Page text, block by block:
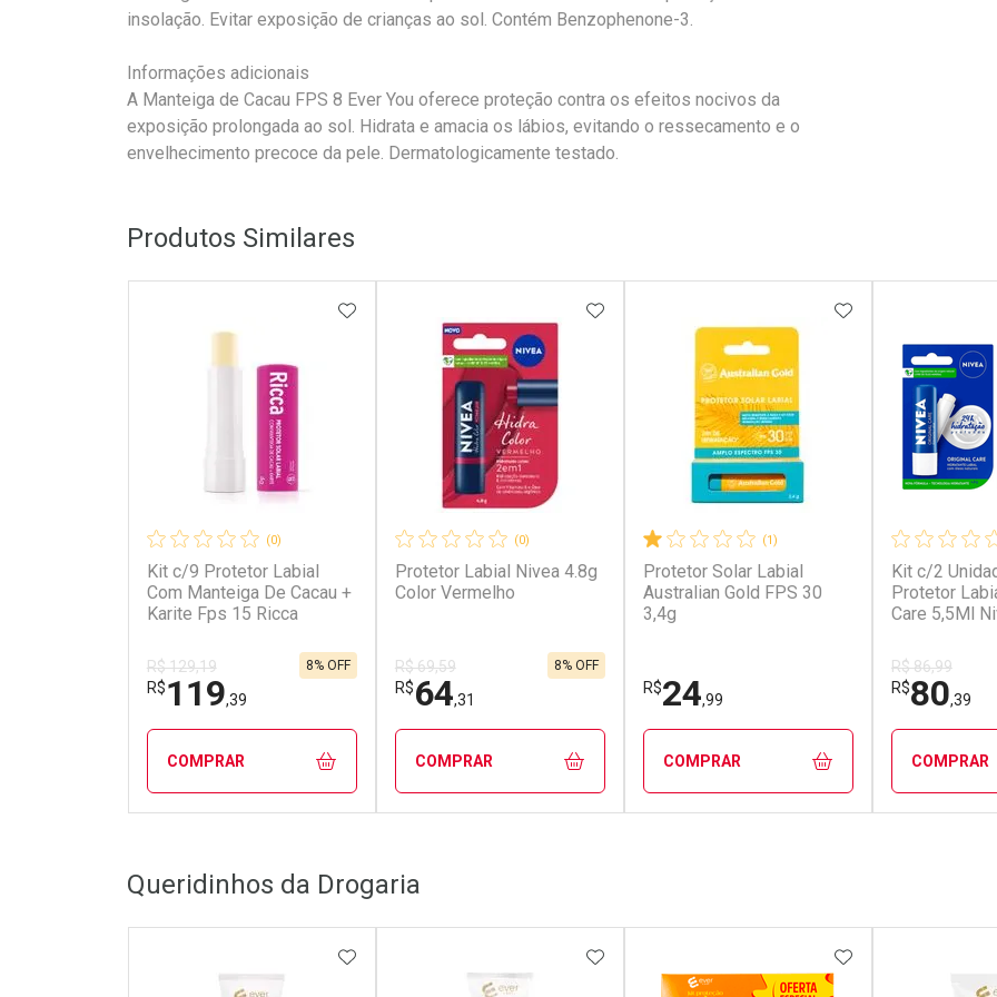
insolação. Evitar exposição de crianças ao sol. Contém Benzophenone-3.
Informações adicionais
A Manteiga de Cacau FPS 8 Ever You oferece proteção contra os efeitos nocivos da
exposição prolongada ao sol. Hidrata e amacia os lábios, evitando o ressecamento e o
envelhecimento precoce da pele. Dermatologicamente testado.
Produtos Similares
(0)
Kit c/9 Protetor Labial
Com Manteiga De Cacau +
Karite Fps 15 Ricca
R$ 129,19
R$119,39
8% OFF
ADICIONAR AOS FAVORITOS
COMPRAR
Laboratório
Por Menos
(0)
Protetor Labial Nivea 4.8g
Color Vermelho
R$ 69,59
R$64,31
8% OFF
ADICIONAR AOS FAVORITOS
COMPRAR
Laboratório
Por Menos
(1)
Protetor Solar Labial
Australian Gold FPS 30
3,4g
R$24,99
ADICIONAR AOS
COMPRAR
Kit c/2
Protetor
Care 5,5Ml
R$ 86,99
R$80,39
COMPRAR
Queridinhos da Drogaria
ADICIONAR AOS FAVORITOSADICIONAR AOS FAVORITOSADICIONAR AOS